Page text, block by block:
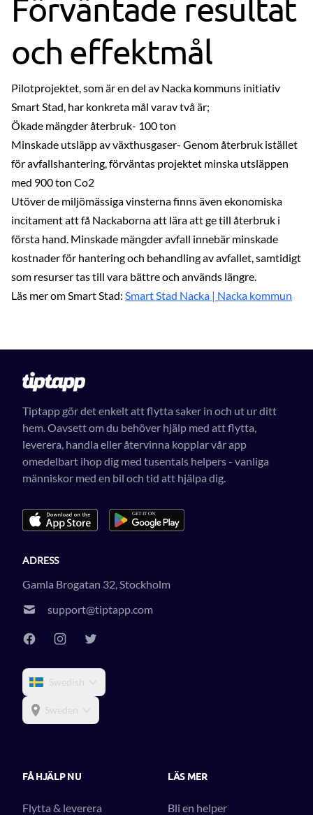
Förväntade resultat
och effektmål
Pilotprojektet, som är en del av Nacka kommuns initiativ
Smart Stad, har konkreta mål varav två är;
Ökade mängder återbruk- 100 ton
Minskade utsläpp av växthusgaser- Genom återbruk istället
för avfallshantering, förväntas projektet minska utsläppen
med 900 ton Co2
Utöver de miljömässiga vinsterna finns även ekonomiska
incitament att få Nackaborna att lära att ge till återbruk i
första hand. Minskade mängder avfall innebär minskade
kostnader för hantering och behandling av avfallet, samtidigt
som resurser tas till vara bättre och används längre.
Läs mer om Smart Stad: Smart Stad Nacka | Nacka kommun
Tiptapp gör det enkelt att flytta saker in och ut ur ditt
hem. Oavsett om du behöver hjälp med att flytta,
leverera, handla eller återvinna kopplar vår app
omedelbart ihop dig med tusentals helpers - vanliga
människor med en bil och tid att hjälpa dig.
ADRESS
Gamla Brogatan 32, Stockholm
support@tiptapp.com
Swedish
Sweden
FÅ HJÄLP NU
Flytta & leverera
LÄS MER
Bli en helper